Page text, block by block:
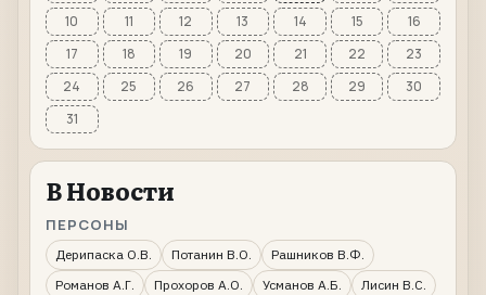
10
11 12 13 14 15
16
17
18 19 20 21 22
23
24
25 26 27 28 29
30
31
В Новости
ПЕРСОНЫ
Дерипаска О.В. Потанин В.О.
Рашников В.Ф.
Романов А.Г.
Прохоров А.О. Усманов А.Б.
Лисин В.С.